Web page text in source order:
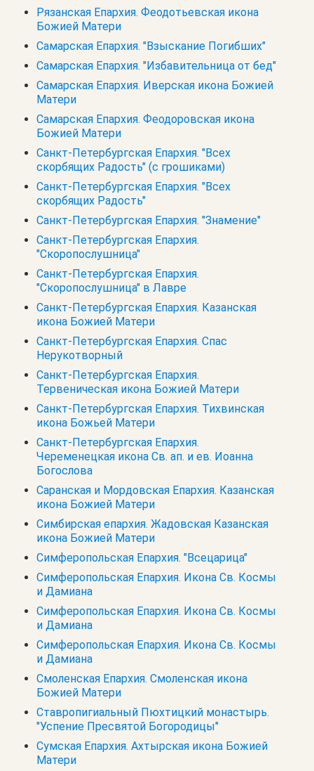
Рязанская Епархия. Феодотьевская икона
Божией Матери
Самарская Епархия. "Взыскание Погибших"
Самарская Епархия. "Избавительница от бед"
Самарская Епархия. Иверская икона Божией
Матери
Самарская Епархия. Феодоровская икона
Божией Матери
Санкт-Петербургская Епархия. "Всех
скорбящих Радость" (с грошиками)
Санкт-Петербургская Епархия. "Всех
скорбящих Радость"
Санкт-Петербургская Епархия. "Знамение"
Санкт-Петербургская Епархия.
"Скоропослушница"
Санкт-Петербургская Епархия.
"Скоропослушница" в Лавре
Санкт-Петербургская Епархия. Казанская
икона Божией Матери
Санкт-Петербургская Епархия. Спас
Нерукотворный
Санкт-Петербургская Епархия.
Тервеническая икона Божией Матери
Санкт-Петербургская Епархия. Тихвинская
икона Божьей Матери
Санкт-Петербургская Епархия.
Череменецкая икона Св. ап. и ев. Иоанна
Богослова
Саранская и Мордовская Епархия. Казанская
икона Божией Матери
Симбирская епархия. Жадовская Казанская
икона Божией Матери
Симферопольская Епархия. "Всецарица"
Симферопольская Епархия. Икона Св. Космы
и Дамиана
Симферопольская Епархия. Икона Св. Космы
и Дамиана
Симферопольская Епархия. Икона Св. Космы
и Дамиана
Смоленская Епархия. Смоленская икона
Божией Матери
Ставропигиальный Пюхтицкий монастырь.
"Успение Пресвятой Богородицы"
Сумская Епархия. Ахтырская икона Божией
Матери